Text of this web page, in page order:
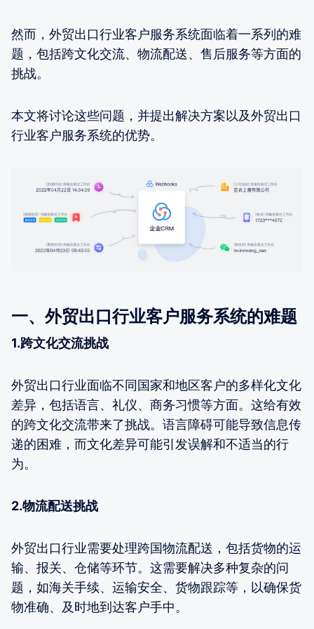
然而，外贸出口行业客户服务系统面临着一系列的难
题，包括跨文化交流、物流配送、售后服务等方面的
挑战。
本文将讨论这些问题，并提出解决方案以及外贸出口
行业客户服务系统的优势。
一、外贸出口行业客户服务系统的难题
1.跨文化交流挑战
外贸出口行业面临不同国家和地区客户的多样化文化
差异，包括语言、礼仪、商务习惯等方面。这给有效
的跨文化交流带来了挑战。语言障碍可能导致信息传
递的困难，而文化差异可能引发误解和不适当的行
为。
2.物流配送挑战
外贸出口行业需要处理跨国物流配送，包括货物的运
输、报关、仓储等环节。这需要解决多种复杂的问
题，如海关手续、运输安全、货物跟踪等，以确保货
物准确、及时地到达客户手中。